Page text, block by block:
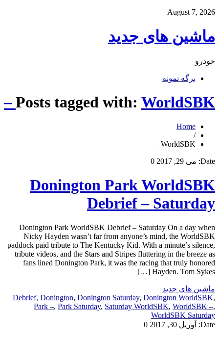
August 7, 2026
ماشین های جدید
خودرو
برگه نمونه
Posts tagged with: WorldSBK –
Home
/
WorldSBK –
Date: می 29, 2017 0
Donington Park WorldSBK
Debrief – Saturday
Donington Park WorldSBK Debrief – Saturday On a day when
Nicky Hayden wasn’t far from anyone’s mind, the WorldSBK
paddock paid tribute to The Kentucky Kid. With a minute’s silence,
tribute videos, and the Stars and Stripes fluttering in the breeze as
fans lined Donington Park, it was the racing that truly honored
Hayden. Tom Sykes […]
ماشین های جدید
Debrief, Donington, Donington Saturday, Donington WorldSBK,
Park –, Park Saturday, Saturday WorldSBK, WorldSBK –,
WorldSBK Saturday
Date:
آوریل 30, 2017 0